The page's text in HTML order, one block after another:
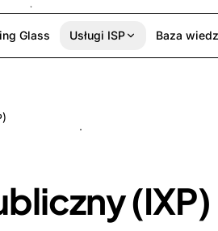
Glass Usługi ISP Baza
(IXP)